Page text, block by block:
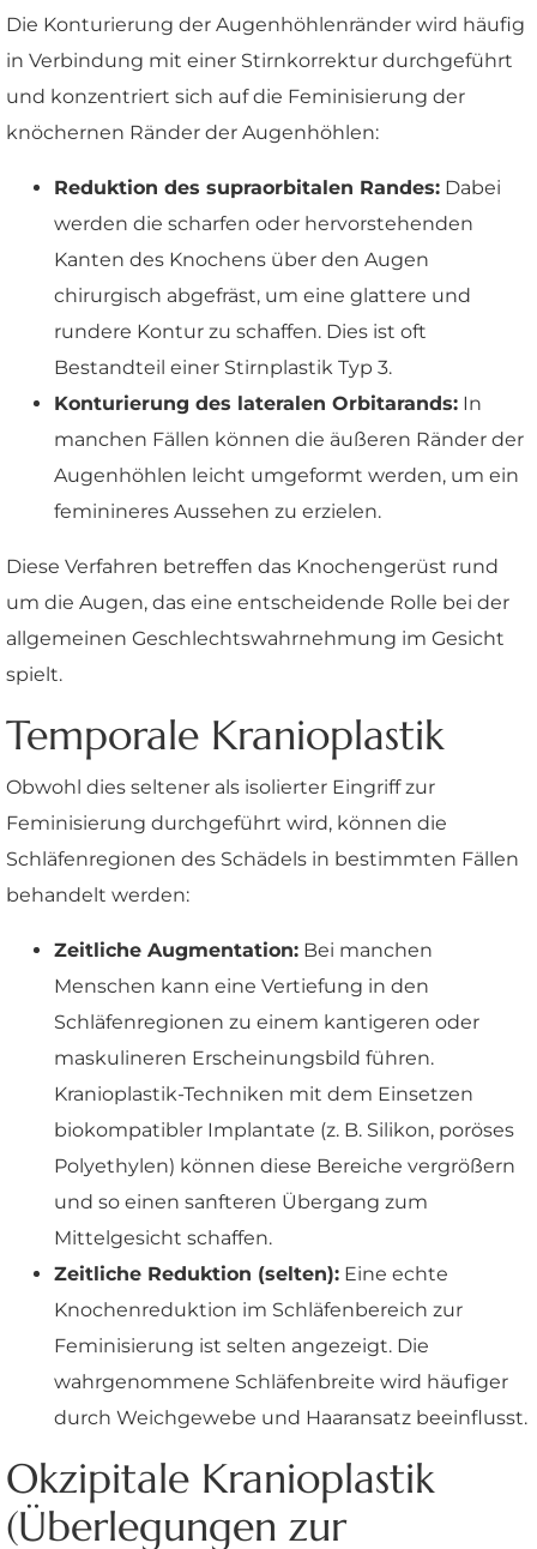
Die Konturierung der Augenhöhlenränder wird häufig
in Verbindung mit einer Stirnkorrektur durchgeführt
und konzentriert sich auf die Feminisierung der
knöchernen Ränder der Augenhöhlen:
Reduktion des supraorbitalen Randes: Dabei
werden die scharfen oder hervorstehenden
Kanten des Knochens über den Augen
chirurgisch abgefräst, um eine glattere und
rundere Kontur zu schaffen. Dies ist oft
Bestandteil einer Stirnplastik Typ 3.
Konturierung des lateralen Orbitarands: In
manchen Fällen können die äußeren Ränder der
Augenhöhlen leicht umgeformt werden, um ein
feminineres Aussehen zu erzielen.
Diese Verfahren betreffen das Knochengerüst rund
um die Augen, das eine entscheidende Rolle bei der
allgemeinen Geschlechtswahrnehmung im Gesicht
spielt.
Temporale Kranioplastik
Obwohl dies seltener als isolierter Eingriff zur
Feminisierung durchgeführt wird, können die
Schläfenregionen des Schädels in bestimmten Fällen
behandelt werden:
Zeitliche Augmentation: Bei manchen
Menschen kann eine Vertiefung in den
Schläfenregionen zu einem kantigeren oder
maskulineren Erscheinungsbild führen.
Kranioplastik-Techniken mit dem Einsetzen
biokompatibler Implantate (z. B. Silikon, poröses
Polyethylen) können diese Bereiche vergrößern
und so einen sanfteren Übergang zum
Mittelgesicht schaffen.
Zeitliche Reduktion (selten): Eine echte
Knochenreduktion im Schläfenbereich zur
Feminisierung ist selten angezeigt. Die
wahrgenommene Schläfenbreite wird häufiger
durch Weichgewebe und Haaransatz beeinflusst.
Okzipitale Kranioplastik
(Überlegungen zur